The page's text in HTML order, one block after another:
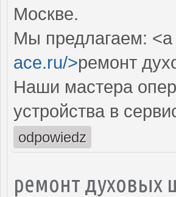
Москве.
Мы предлагаем: <a
ace.ru/>ремонт
Наши мастера
устройства в
odpowiedz
ремонт духовых